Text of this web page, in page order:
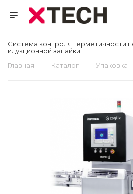
Система контроля герметичности
идукционной запайки
Главная
— Каталог — Упаковка